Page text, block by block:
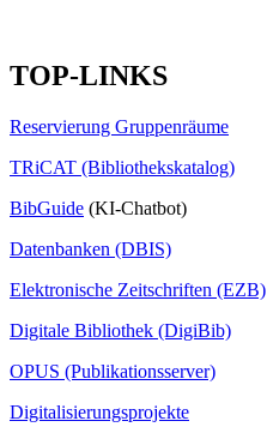
TOP-LINKS
Reservierung Gruppenräume
TRiCAT (Bibliothekskatalog)
BibGuide (KI-Chatbot)
Datenbanken (DBIS)
Elektronische Zeitschriften (EZB)
Digitale Bibliothek (DigiBib)
OPUS (Publikationsserver)
Digitalisierungsprojekte